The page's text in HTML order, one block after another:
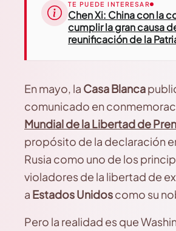
TE PUEDE INTERESAR
Chen Xi: China con la
cumplir la gran causa
reunificación de la
En mayo, la Casa Blanca
comunicado en
Mundial de la Libertad de
propósito de la declaración
Rusia como uno de los
violadores de la libertad de
a Estados Unidoscomo su
Pero la realidad es que